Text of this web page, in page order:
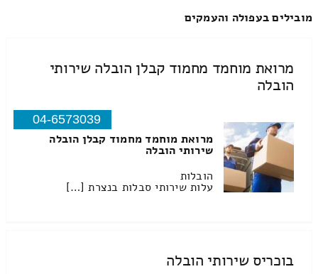
מובילים בעפולה והעמקים
מרואת מוחמד מחמוד קבלן הובלה שירותי
הובלה
04-6573039
מרואת מוחמד מחמוד קבלן הובלה
שירותי הובלה
הובלות
עלות שירותי סבלות בנצרת […]
בוכריס שירותי הובלה